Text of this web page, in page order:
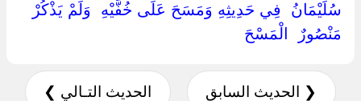
‏سُلَيْمَانُ ‏ ‏فِي حَدِيثِهِ وَمَسَحَ عَلَى خُفَّيْهِ ‏ ‏وَلَمْ يَذْكُرْ ‏
‏مَنْصُورٌ ‏ ‏الْمَسْحَ ‏
❮ الحديث السابق الحديث التـالي ❯